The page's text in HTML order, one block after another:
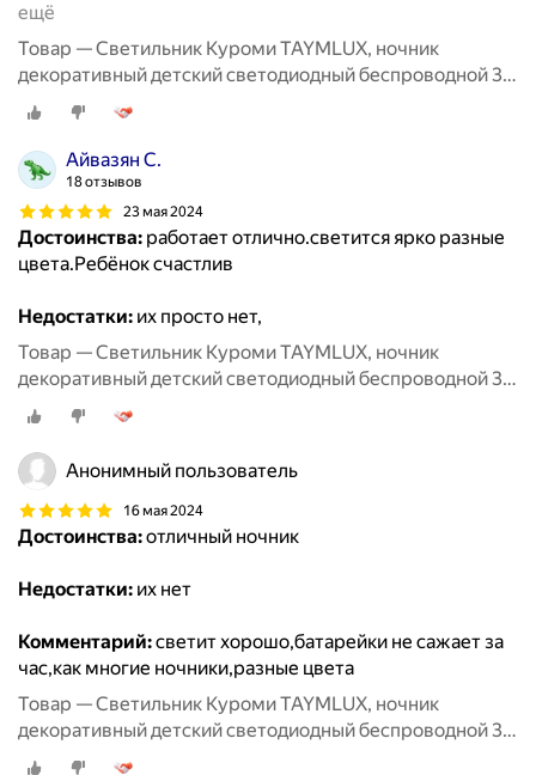
ещё
Товар — Светильник Куроми TAYMLUX, ночник
декоративный детский светодиодный беспроводной 3д,
3d неоновый настольный на батарейках аниме 7 цветов
Айвазян С.
18 отзывов
23 мая 2024
Достоинства: работает отлично.светится ярко разные
цвета.Ребёнок счастлив
Недостатки: их просто нет,
Товар — Светильник Куроми TAYMLUX, ночник
декоративный детский светодиодный беспроводной 3д,
3d неоновый настольный на батарейках аниме 7 цветов
Анонимный пользователь
16 мая 2024
Достоинства:отличный ночник
Недостатки: их нет
Комментарий:светит хорошо,батарейки не сажает за
час,как многие ночники,разные цвета
Товар — Светильник Куроми TAYMLUX, ночник
декоративный детский светодиодный беспроводной 3д,
3d неоновый настольный на батарейках аниме 7 цветов